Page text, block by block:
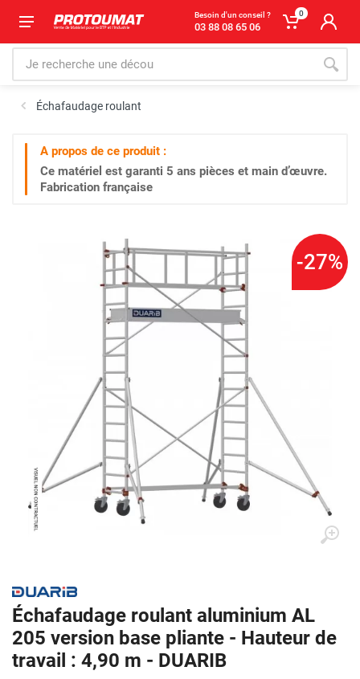
Besoin d'un conseil ?
03 88 08 65 06
0
Échafaudage roulant
A propos de ce produit :
Ce matériel est garanti 5 ans pièces et main d’œuvre.
Fabrication française
-27%
Échafaudage roulant aluminium AL
205 version base pliante - Hauteur de
travail : 4,90 m - DUARIB